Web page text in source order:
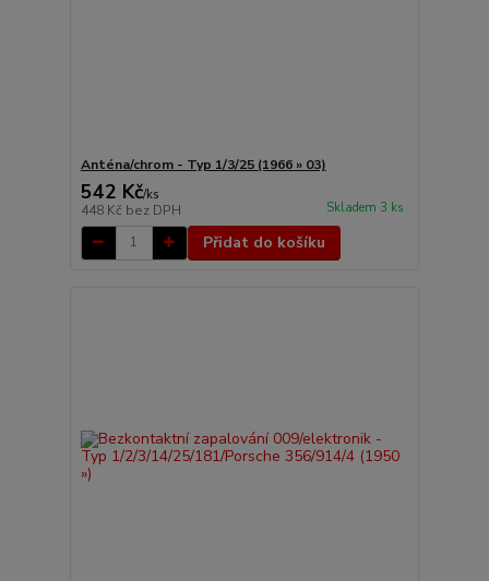
Anténa/chrom - Typ 1/3/25 (1966 » 03)
542 Kč/ks
448 Kč bez DPH Skladem 3 ks
Přidat do košíku